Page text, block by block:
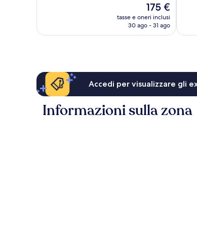
Il
prezzo
attuale
175 €
tasse e oneri inclusi
30 ago - 31 ago
Accedi per visualizzare gli
Informazioni sulla zona